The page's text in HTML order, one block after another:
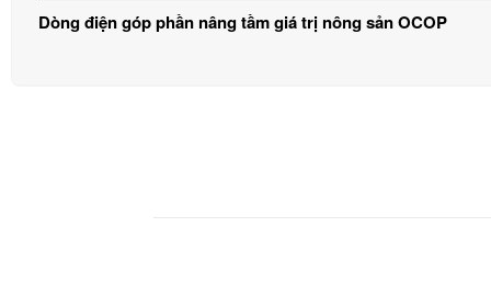
Dòng điện góp phần nâng tầm giá trị nông sản OCOP